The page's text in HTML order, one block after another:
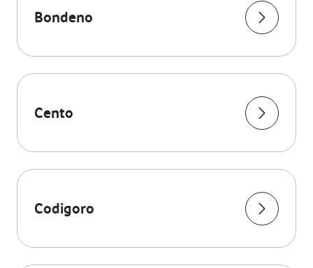
Bondeno
Cento
Codigoro